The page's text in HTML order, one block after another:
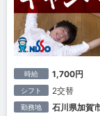
時給 1,700円
シフト 2交替
勤務地 石川県加賀